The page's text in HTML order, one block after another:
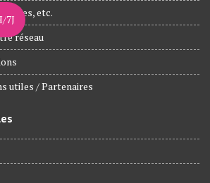
etc.
réseau
utiles / Partenaires
7J